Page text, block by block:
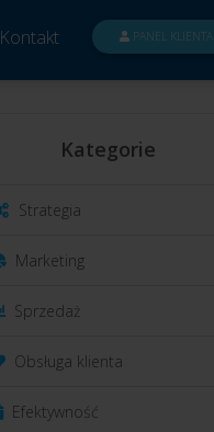
Kontakt PANEL KLIENTA
Kategorie
Strategia
Marketing
Sprzedaż
Obsługa klienta
Efektywność